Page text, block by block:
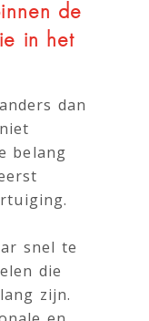
de
in het
dan
belang
snel te
die
zijn.